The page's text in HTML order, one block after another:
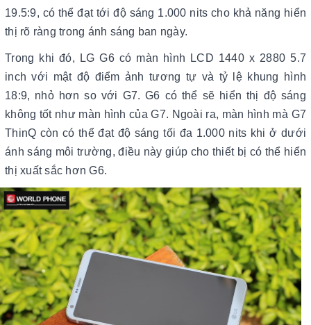
19.5:9, có thể đạt tới độ sáng 1.000 nits cho khả năng hiển
thị rõ ràng trong ánh sáng ban ngày.
Trong khi đó, LG G6 có màn hình LCD 1440 x 2880 5.7
inch với mật độ điểm ảnh tương tự và tỷ lệ khung hình
18:9, nhỏ hơn so với G7. G6 có thể sẽ hiển thị độ sáng
không tốt như màn hình của G7. Ngoài ra, màn hình mà G7
ThinQ còn có thể đạt độ sáng tối đa 1.000 nits khi ở dưới
ánh sáng môi trường, điều này giúp cho thiết bị có thể hiển
thị xuất sắc hơn G6.